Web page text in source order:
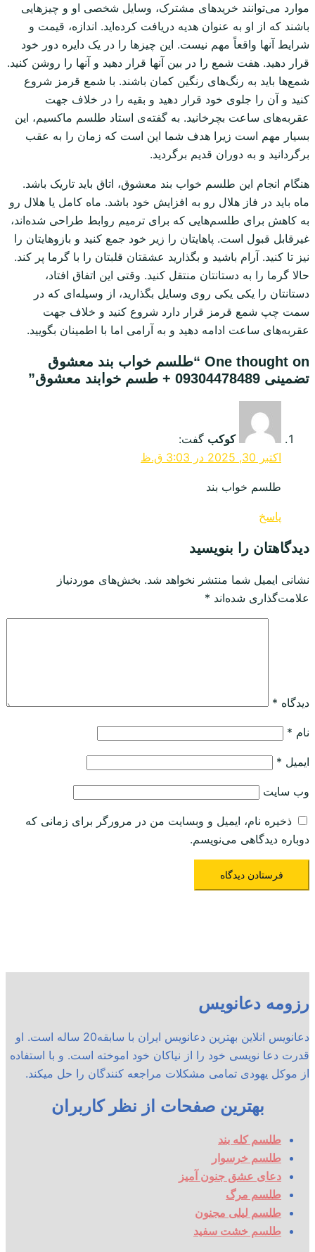
موارد می‌توانند خریدهای مشترک، وسایل شخصی او و چیزهایی
باشند که از او به عنوان هدیه دریافت کرده‌اید. اندازه، قیمت و
شرایط آنها واقعاً مهم نیست. این چیزها را در یک دایره دور خود
قرار دهید. هفت شمع را در بین آنها قرار دهید و آنها را روشن کنید.
شمع‌ها باید به رنگ‌های رنگین کمان باشند. با شمع قرمز شروع
کنید و آن را جلوی خود قرار دهید و بقیه را در خلاف جهت
عقربه‌های ساعت بچرخانید. به گفته‌ی استاد طلسم ماکسیم، این
بسیار مهم است زیرا هدف شما این است که زمان را به عقب
برگردانید و به دوران قدیم برگردید.
هنگام انجام این طلسم خواب بند معشوق، اتاق باید تاریک باشد.
ماه باید در فاز هلال رو به افزایش خود باشد. ماه کامل یا هلال رو
به کاهش برای طلسم‌هایی که برای ترمیم روابط طراحی شده‌اند،
غیرقابل قبول است. پاهایتان را زیر خود جمع کنید و بازوهایتان را
نیز تا کنید. آرام باشید و بگذارید عشقتان قلبتان را با گرما پر کند.
حالا گرما را به دستانتان منتقل کنید. وقتی این اتفاق افتاد،
دستانتان را یکی یکی روی وسایل بگذارید، از وسیله‌ای که در
سمت چپ شمع قرمز قرار دارد شروع کنید و خلاف جهت
عقربه‌های ساعت ادامه دهید و به آرامی اما با اطمینان بگویید.
One thought on “
طلسم خواب بند معشوق
تضمینی 09304478489 + طسم خوابند معشوق
”
کوکب گفت:
اکتبر 30, 2025 در 3:03 ق.ظ
طلسم خواب بند
پاسخ
دیدگاهتان را بنویسید
نشانی ایمیل شما منتشر نخواهد شد. بخش‌های موردنیاز
علامت‌گذاری شده‌اند *
دیدگاه *
نام *
ایمیل *
وب‌ سایت
ذخیره نام، ایمیل و وبسایت من در مرورگر برای زمانی که
دوباره دیدگاهی می‌نویسم.
رزومه دعانویس
دعانویس انلاین بهترین دعانویس ایران با سابقه20 ساله است. او
قدرت دعا نویسی خود را از نیاکان خود اموخته است. و با استفاده
از موکل یهودی تمامی مشکلات مراجعه کنندگان را حل میکند.
بهترین صفحات از نظر کاربران
طلسم کله بند
طلسم خرسوار
دعای عشق جنون آمیز
طلسم مرگ
طلسم لیلی مجنون
طلسم خشت سفید